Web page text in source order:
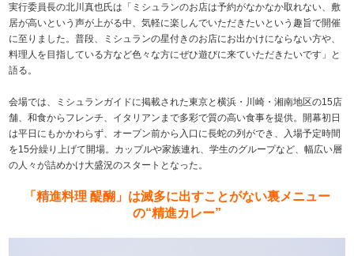
実行委員長の北川真也氏は「ミシュランのお店は予約がなかなか取れない、敷
居が高いという声が上がる中、気軽に楽しんでいただきたいという趣旨で開催
に至りました。普段、ミシュランの星付きのお店にお出かけにならない方や、
料理人を目指している方など色々な方にぜひ遊びに来ていただきたいです」と
語る。
会場では、ミシュランガイドに掲載された東京と横浜・川崎・湘南地区の15店
舗、和食からフレンチ、イタリアンまで多彩で質の高い食事を提供。開幕初日
は平日にもかかわらず、オープン前から入口に長蛇の列ができ、入場予定時間
を15分繰り上げて開場。カップルや家族連れ、学生のグループなど、幅広い層
の人々が詰めかけ大盛況のスタートとなった。
「精進料理 醍醐」は滅多に出すことがない裏メニュー
の“精進カレー”